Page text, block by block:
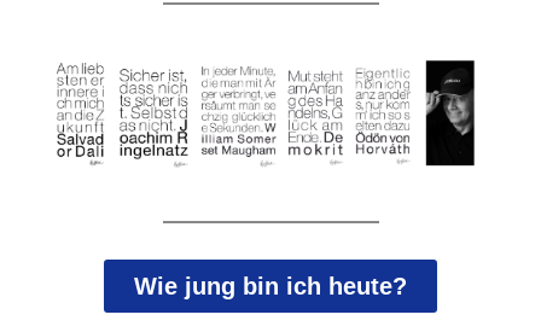
Wie jung bin ich heute?